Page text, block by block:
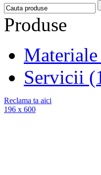
Produse
Servicii
Reclama ta aici
196 x 600